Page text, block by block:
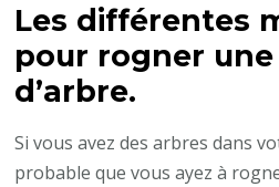
Les différentes
pour rogner
d’arbre.
Si vous avez des arbres dans
probable que vous ayez à